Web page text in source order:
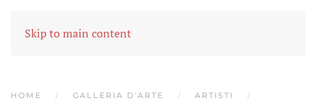
Skip to main content
HOME GALLERIA D'ARTE
ARTISTI